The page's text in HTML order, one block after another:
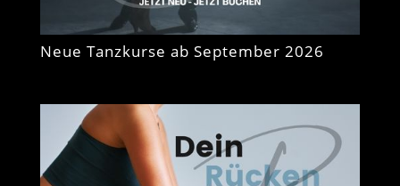
Neue Tanzkurse ab September 2026